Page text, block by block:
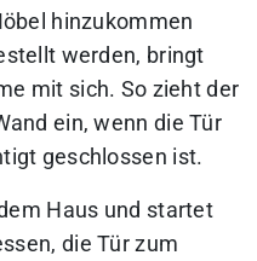
hinzukommen
werden, bringt
mit sich. So zieht der
ein, wenn die Tür
geschlossen ist.
Haus und startet
die Tür zum